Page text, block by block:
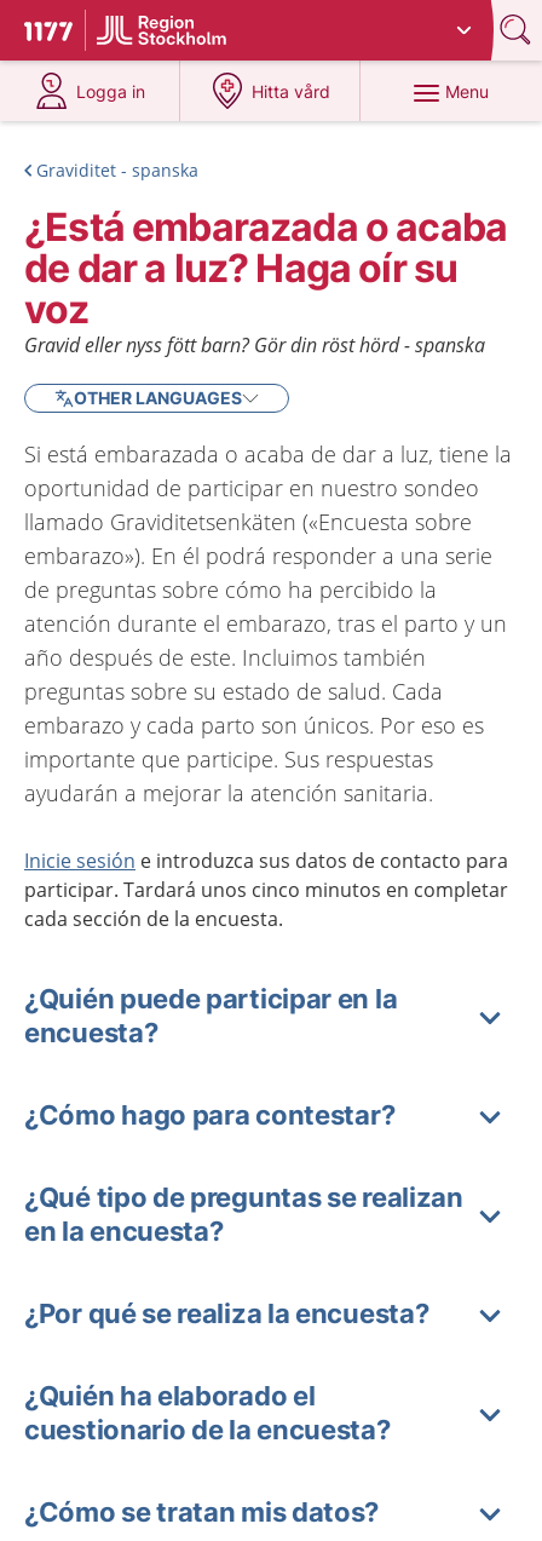
To start page for 1177
Du har valt region
Logga in
at 1177.se
Hitta vård
at 1177.se
Menu
Graviditet - spanska
¿Está embarazada o acaba
de dar a luz? Haga oír su
voz
Gravid eller nyss fött barn? Gör din röst hörd - spanska
OTHER LANGUAGES
Si está embarazada o acaba de dar a luz, tiene la
oportunidad de participar en nuestro sondeo
llamado Graviditetsenkäten («Encuesta sobre
embarazo»). En él podrá responder a una serie
de preguntas sobre cómo ha percibido la
atención durante el embarazo, tras el parto y un
año después de este. Incluimos también
preguntas sobre su estado de salud. Cada
embarazo y cada parto son únicos. Por eso es
importante que participe. Sus respuestas
ayudarán a mejorar la atención sanitaria.
Inicie sesión e introduzca sus datos de contacto para
participar. Tardará unos cinco minutos en completar
cada sección de la encuesta.
¿Quién puede participar en la
encuesta?
¿Cómo hago para contestar?
¿Qué tipo de preguntas se realizan
en la encuesta?
¿Por qué se realiza la encuesta?
¿Quién ha elaborado el
cuestionario de la encuesta?
¿Cómo se tratan mis datos?